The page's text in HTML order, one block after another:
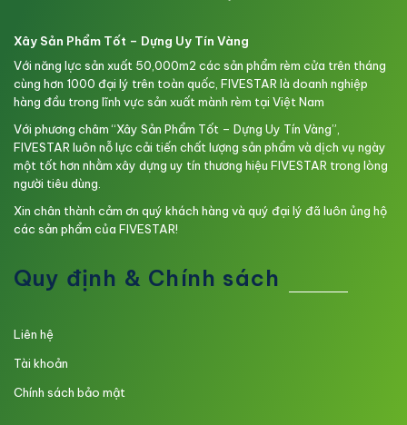
Xây Sản Phẩm Tốt – Dựng Uy Tín Vàng
Với năng lực sản xuất 50,000m2 các sản phẩm rèm cửa trên tháng
cùng hơn 1000 đại lý trên toàn quốc, FIVESTAR là doanh nghiệp
hàng đầu trong lĩnh vực sản xuất mành rèm tại Việt Nam
Với phương châm “Xây Sản Phẩm Tốt – Dựng Uy Tín Vàng”,
FIVESTAR luôn nỗ lực cải tiến chất lượng sản phẩm và dịch vụ ngày
một tốt hơn nhằm xây dựng uy tín thương hiệu FIVESTAR trong lòng
người tiêu dùng.
Xin chân thành cảm ơn quý khách hàng và quý đại lý đã luôn ủng hộ
các sản phẩm của FIVESTAR!
Quy định & Chính sách
Liên hệ
Tài khoản
Chính sách bảo mật